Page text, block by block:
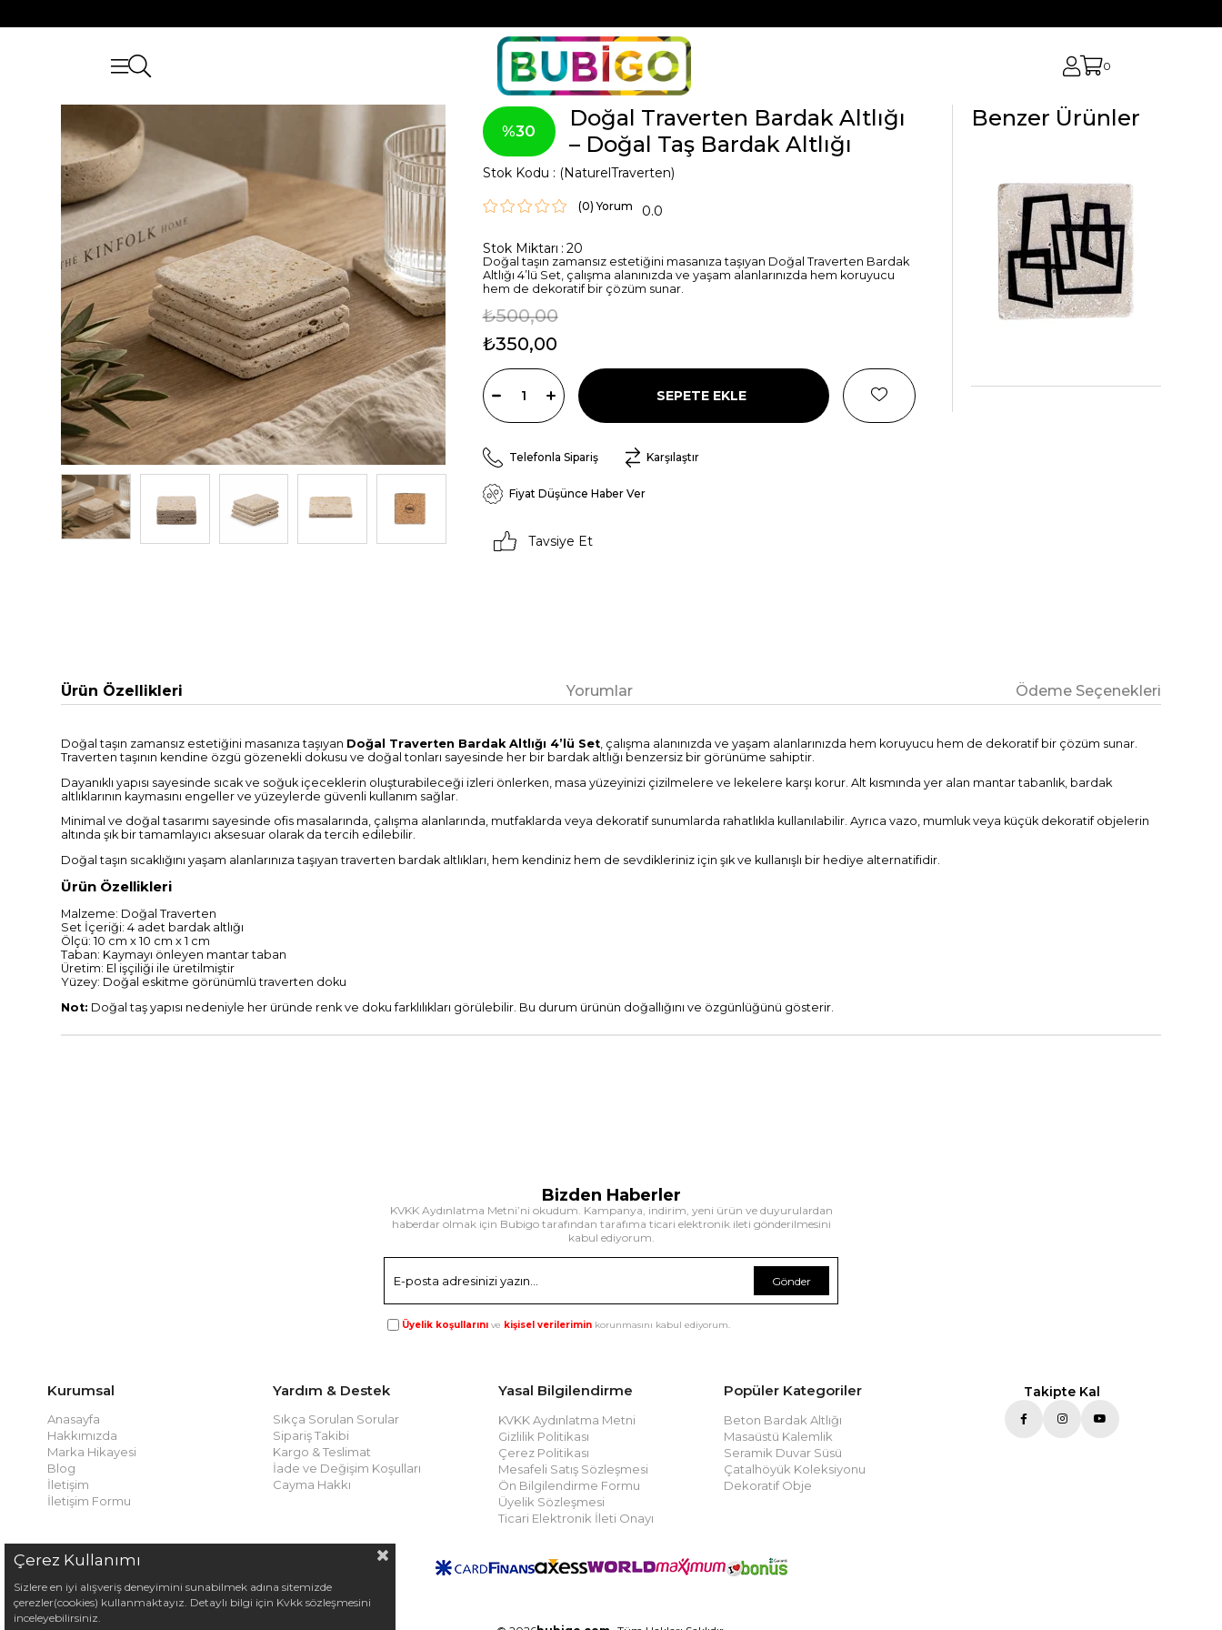
0
30
Doğal Traverten Bardak Altlığı
– Doğal Taş Bardak Altlığı
Stok Kodu (NaturelTraverten)
(0) 0.0
Stok Miktarı : 20
Doğal taşın zamansız estetiğini masanıza taşıyan Doğal Traverten Bardak
Altlığı 4’lü Set, çalışma alanınızda ve yaşam alanlarınızda hem koruyucu
hem de dekoratif bir çözüm sunar.
₺500,00
₺350,00
Telefonla Sipariş Karşılaştır
Fiyat Düşünce Haber Ver
Tavsiye Et
Benzer Ürünler
Ürün Özellikleri Yorumlar Ödeme Seçenekleri
Doğal taşın zamansız estetiğini masanıza taşıyan Doğal Traverten Bardak Altlığı 4’lü Set , çalışma alanınızda ve yaşam alanlarınızda hem koruyucu hem de dekoratif bir çözüm sunar.
Traverten taşının kendine özgü gözenekli dokusu ve doğal tonları sayesinde her bir bardak altlığı benzersiz bir görünüme sahiptir.
Dayanıklı yapısı sayesinde sıcak ve soğuk içeceklerin oluşturabileceği izleri önlerken, masa yüzeyinizi çizilmelere ve lekelere karşı korur. Alt kısmında yer alan mantar tabanlık, bardak
altlıklarının kaymasını engeller ve yüzeylerde güvenli kullanım sağlar.
Minimal ve doğal tasarımı sayesinde ofis masalarında, çalışma alanlarında, mutfaklarda veya dekoratif sunumlarda rahatlıkla kullanılabilir. Ayrıca vazo, mumluk veya küçük dekoratif objelerin
altında şık bir tamamlayıcı aksesuar olarak da tercih edilebilir.
Doğal taşın sıcaklığını yaşam alanlarınıza taşıyan traverten bardak altlıkları, hem kendiniz hem de sevdikleriniz için şık ve kullanışlı bir hediye alternatifidir.
Ürün Özellikleri
Malzeme: Doğal Traverten
Set İçeriği: 4 adet bardak altlığı
Ölçü: 10 cm x 10 cm x 1 cm
Taban: Kaymayı önleyen mantar taban
Üretim: El işçiliği ile üretilmiştir
Yüzey: Doğal eskitme görünümlü traverten doku
Not: Doğal taş yapısı nedeniyle her üründe renk ve doku farklılıkları görülebilir. Bu durum ürünün doğallığını ve özgünlüğünü gösterir.
Bizden Haberler
KVKK Aydınlatma Metni’ni okudum. Kampanya, indirim, yeni ürün ve duyurulardan
haberdar olmak için Bubigo tarafından tarafıma ticari elektronik ileti gönderilmesini
kabul ediyorum.
Gönder
Üyelik koşullarını ve kişisel verilerimin korunmasını kabul ediyorum.
Kurumsal
Anasayfa
Hakkımızda
Marka Hikayesi
Blog
İletişim
İletişim Formu
Yardım & Destek
Sıkça Sorulan Sorular
Sipariş Takibi
Kargo & Teslimat
İade ve Değişim Koşulları
Cayma Hakkı
Yasal Bilgilendirme
KVKK Aydınlatma Metni
Gizlilik Politikası
Çerez Politikası
Mesafeli Satış Sözleşmesi
Ön Bilgilendirme Formu
Üyelik Sözleşmesi
Ticari Elektronik İleti Onayı
Popüler Kategoriler
Beton Bardak Altlığı
Masaüstü Kalemlik
Seramik Duvar Süsü
Çatalhöyük Koleksiyonu
Dekoratif Obje
Takipte Kal
Çerez Kullanımı
Sizlere en iyi alışveriş deneyimini sunabilmek adına sitemizde
çerezler(cookies) kullanmaktayız. Detaylı bilgi için Kvkk sözleşmesini
inceleyebilirsiniz.